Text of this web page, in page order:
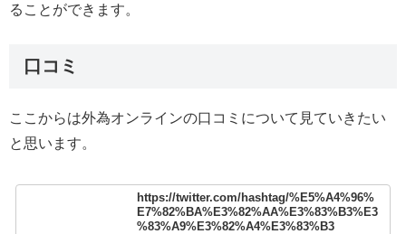
ることができます。
口コミ
ここからは外為オンラインの口コミについて見ていきたい
と思います。
https://twitter.com/hashtag/%E5%A4%96%
E7%82%BA%E3%82%AA%E3%83%B3%E3
%83%A9%E3%82%A4%E3%83%B3